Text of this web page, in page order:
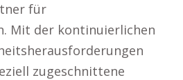
für
Mit der kontinuierlichen
zugeschnittene